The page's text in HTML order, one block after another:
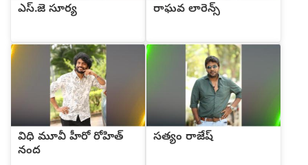
ఎస్.జె సూర్య రాఘవ లారెన్స్
విధి మూవీ హీరో రోహిత్
నంద
సత్యం రాజేష్